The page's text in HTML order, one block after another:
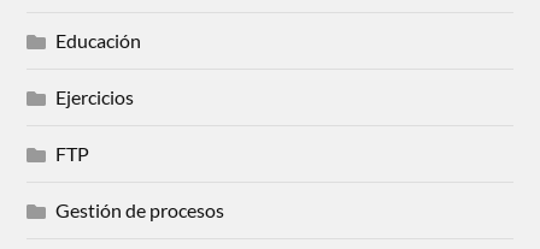
Educación
Ejercicios
FTP
Gestión de procesos